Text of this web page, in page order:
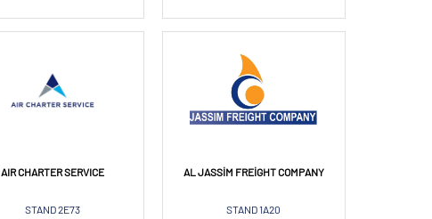
AIR CHARTER SERVICE
STAND 2E73
AL JASSIM FREIGHT COMPANY
STAND 1A20